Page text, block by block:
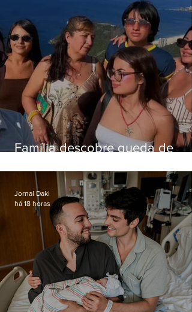
Família descobre queda de
enquanto aguardava segundo
voo
Jornal Daki
há 18 horas